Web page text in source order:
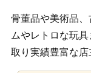
骨董品や美術品
ムやレトロな玩
取り実績豊富な店